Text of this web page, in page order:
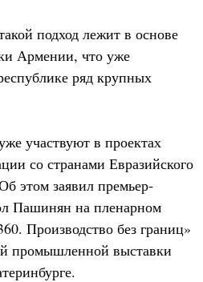
подход лежит в основе
Армении, что уже
ряд крупных
участвуют в проектах
со странами Евразийского
этом заявил премьер-
Пашинян на пленарном
Производство без границ»
промышленной выставки